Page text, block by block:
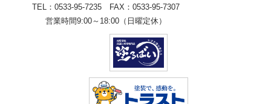
TEL：0533-95-7235 FAX：0533-95-7307
営業時間9:00～18:00（日曜定休）